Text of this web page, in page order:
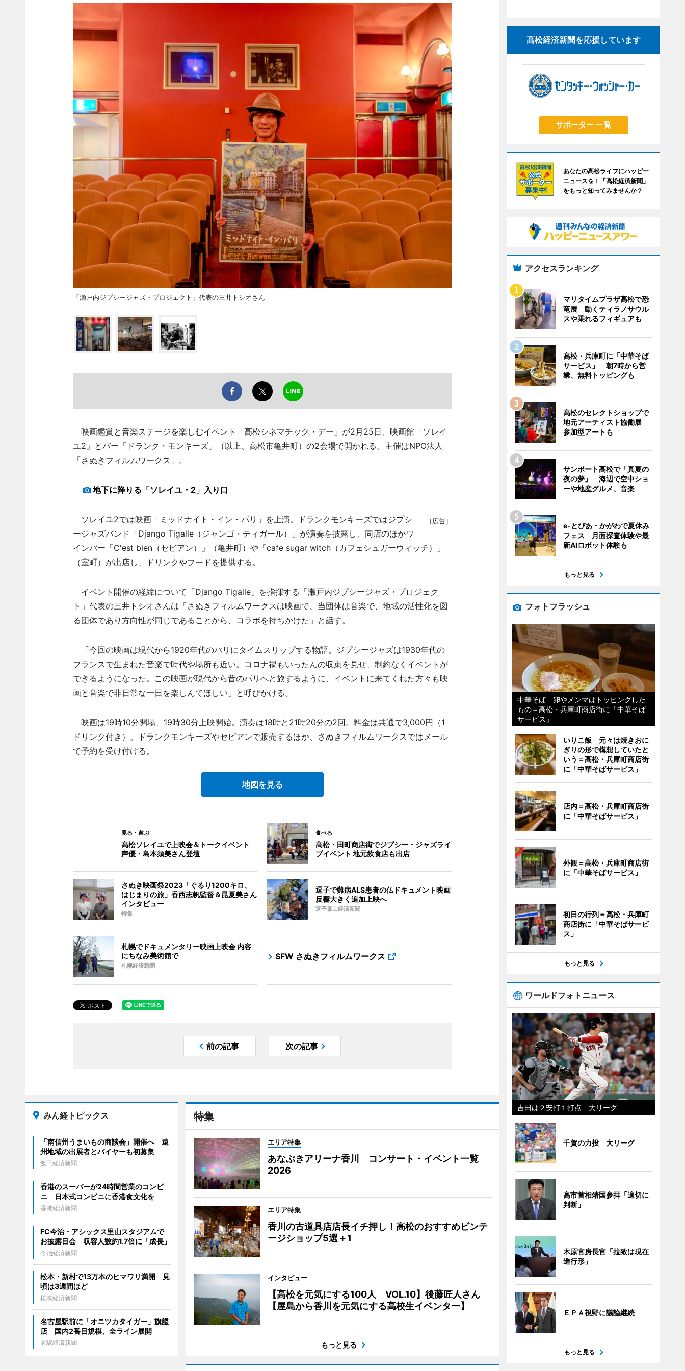
「瀬戸内ジプシージャズ・プロジェクト」代表の三井トシオさん
映画鑑賞と音楽ステージを楽しむイベント「高松シネマチック・デー」が2月25日、映画館「ソレイ
ユ2」とバー「ドランク・モンキーズ」（以上、高松市亀井町）の2会場で開かれる。主催はNPO法人
「さぬきフィルムワークス」。
地下に降りる「ソレイユ・2」入り口
［広告］
ソレイユ2では映画「ミッドナイト・イン・パリ」を上演。ドランクモンキーズではジプシ
ージャズバンド「Django Tigalle（ジャンゴ・ティガール）」が演奏を披露し、同店のほかワ
インバー「C'est bien（セビアン）」（亀井町）や「cafe sugar witch（カフェシュガーウィッチ）」
（室町）が出店し、ドリンクやフードを提供する。
イベント開催の経緯について「Django Tigalle」を指揮する「瀬戸内ジプシージャズ・プロジェク
ト」代表の三井トシオさんは「さぬきフィルムワークスは映画で、当団体は音楽で、地域の活性化を図
る団体であり方向性が同じであることから、コラボを持ちかけた」と話す。
「今回の映画は現代から1920年代のパリにタイムスリップする物語。ジプシージャズは1930年代の
フランスで生まれた音楽で時代や場所も近い。コロナ禍もいったんの収束を見せ、制約なくイベントが
できるようになった。この映画が現代から昔のパリへと旅するように、イベントに来てくれた方々も映
画と音楽で非日常な一日を楽しんでほしい」と呼びかける。
映画は19時10分開場、19時30分上映開始。演奏は18時と21時20分の2回。料金は共通で3,000円（1
ドリンク付き）。ドランクモンキーズやセビアンで販売するほか、さぬきフィルムワークスではメール
で予約を受け付ける。
地図を見る
見る・遊ぶ
高松ソレイユで上映会＆トークイベント
声優・島本須美さん登壇
食べる
高松・田町商店街でジプシー・ジャズライ
ブイベント 地元飲食店も出店
さぬき映画祭2023「ぐるり1200キロ、
はじまりの旅」香西志帆監督＆昆夏美さん
インタビュー
特集
逗子で難病ALS患者の仏ドキュメント映画
反響大きく追加上映へ
逗子葉山経済新聞
札幌でドキュメンタリー映画上映会 内容
にちなみ美術館で
札幌経済新聞
SFW さぬきフィルムワークス
前の記事 次の記事
特集
エリア特集
あなぶきアリーナ香川 コンサート・イベント一覧
2026
エリア特集
香川の古道具店店長イチ押し！高松のおすすめビンテ
ージショップ5選＋1
インタビュー
【高松を元気にする100人 VOL.10】後藤匠人さん
【屋島から香川を元気にする高校生イベンター】
もっと見る
みん経トピックス
「南信州うまいもの商談会」開催へ 遠
州地域の出展者とバイヤーも初募集
飯田経済新聞
香港のスーパーが24時間営業のコンビ
ニ 日本式コンビニに香港食文化を
香港経済新聞
FC今治・アシックス里山スタジアムで
お披露目会 収容人数約1.7倍に「成長」
今治経済新聞
松本・新村で13万本のヒマワリ満開 見
頃は3週間ほど
松本経済新聞
名古屋駅前に「オニツカタイガー」旗艦
店 国内2番目規模、全ライン展開
名駅経済新聞
高松経済新聞を応援しています
サポーター 一覧
あなたの高松ライフにハッピー
ニュースを！「高松経済新聞」
をもっと知ってみませんか？
アクセスランキング
マリタイムプラザ高松で恐
竜展 動くティラノサウル
スや乗れるフィギュアも
高松・兵庫町に「中華そば
サービス」 朝7時から営
業、無料トッピングも
高松のセレクトショップで
地元アーティスト協働展
参加型アートも
サンポート高松で「真夏の
夜の夢」 海辺で空中ショ
ーや地産グルメ、音楽
e-とぴあ・かがわで夏休み
フェス 月面探査体験や最
新AIロボット体験も
もっと見る
フォトフラッシュ
中華そば 卵やメンマはトッピングした
もの＝高松・兵庫町商店街に「中華そば
サービス」
いりこ飯 元々は焼きおに
ぎりの形で構想していたと
いう＝高松・兵庫町商店街
に「中華そばサービス」
店内＝高松・兵庫町商店街
に「中華そばサービス」
外観＝高松・兵庫町商店街
に「中華そばサービス」
初日の行列＝高松・兵庫町
商店街に「中華そばサービ
ス」
もっと見る
ワールドフォトニュース
吉田は２安打１打点 大リーグ
千賀の力投 大リーグ
高市首相靖国参拝「適切に
判断」
木原官房長官「拉致は現在
進行形」
ＥＰＡ視野に議論継続
もっと見る